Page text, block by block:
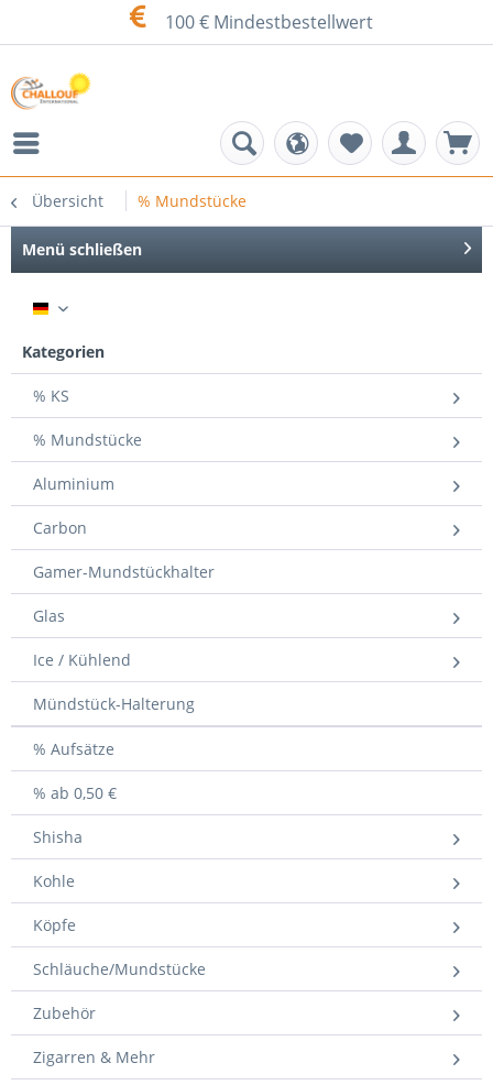
100 € Mindestbestellwert
Übersicht % Mundstücke
Menü schließen
DE
Kategorien
% KS
% Mundstücke
Aluminium
Carbon
Gamer-Mundstückhalter
Glas
Ice / Kühlend
Mündstück-Halterung
% Aufsätze
% ab 0,50 €
Shisha
Kohle
Köpfe
Schläuche/Mundstücke
Zubehör
Zigarren & Mehr